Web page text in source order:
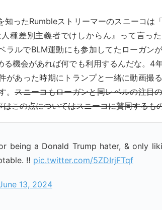
知ったRumbleストリーマーのスニーコは
種差別主義者でけしからん』って言っ
ラルでBLM運動にも参加してたローガン
る機会があれば何でも利用するんだな。4
があった時期にトランプと一緒に動画撮
。スニーコもローガンと同レベルの注目
この点についてはスニーコに賛同するも
being a Donald Trump hater, & only
‼️ pic.twitter.com/5ZDIrjFTqf
13, 2024